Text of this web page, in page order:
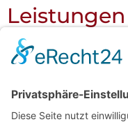
Leistungen
Krankengymnastik
Massagen